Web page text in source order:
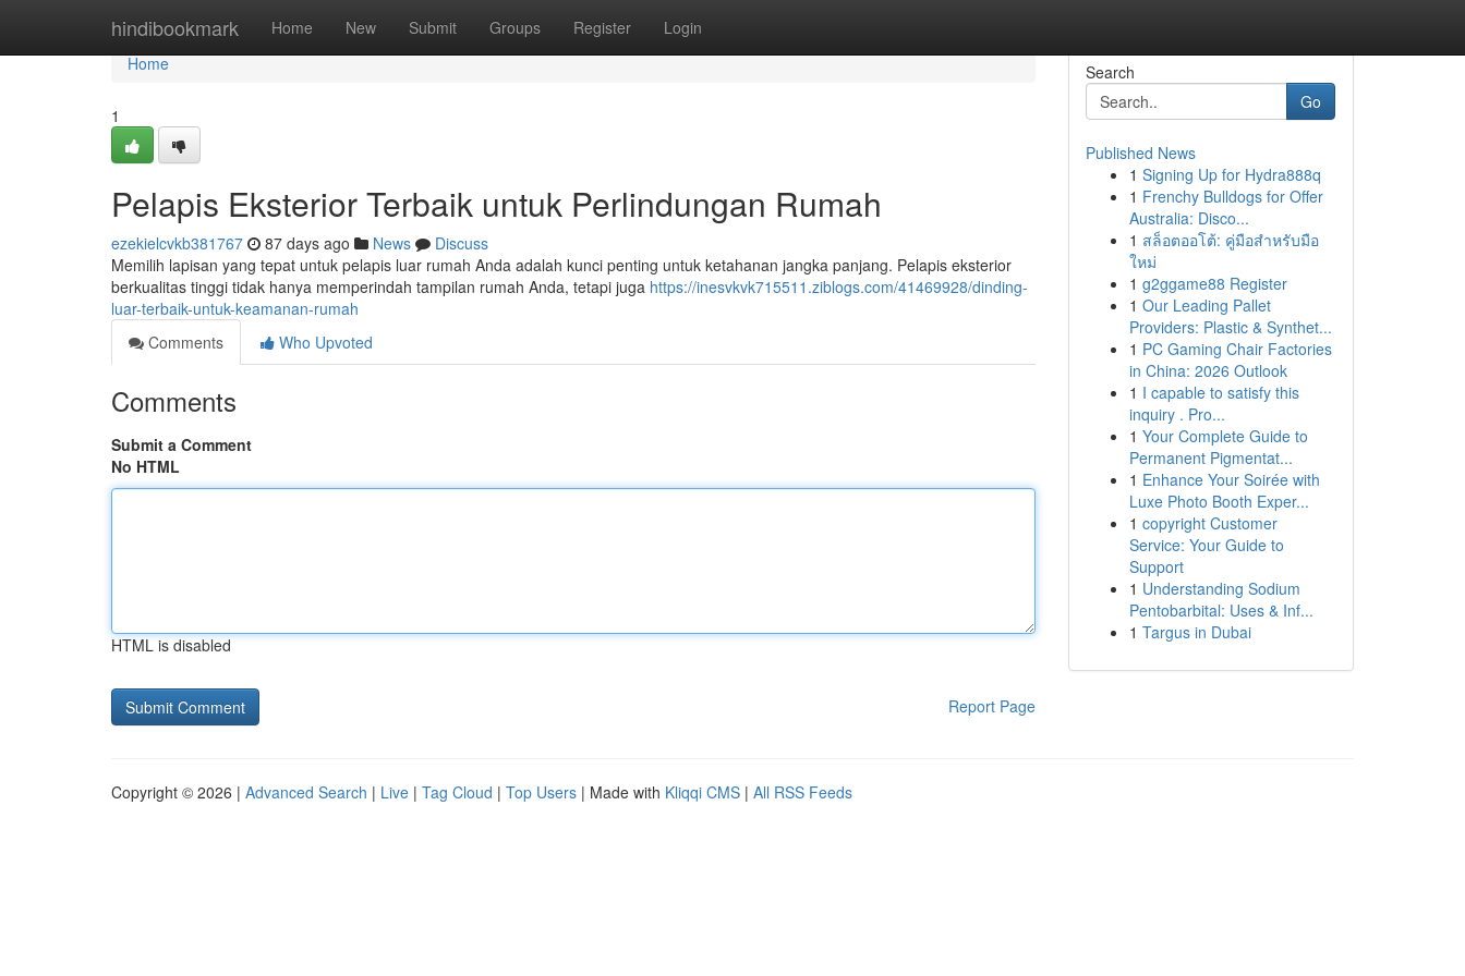
hindibookmark Home New Submit Groups Register Login
Home
Home
1
Pelapis Eksterior Terbaik untuk Perlindungan Rumah
ezekielcvkb381767 87 days ago News
Discuss
Memilih lapisan yang tepat untuk pelapis luar rumah Anda adalah kunci penting untuk ketahanan jangka panjang. Pelapis eksterior
berkualitas tinggi tidak hanya memperindah tampilan rumah Anda, tetapi juga https://inesvkvk715511.ziblogs.com/41469928/dinding-
luar-terbaik-untuk-keamanan-rumah
Comments
Who Upvoted
Comments
Submit a Comment
No HTML
HTML is disabled
Report Page
Search
Go
Published News
1 Signing Up for Hydra888q
1 Frenchy Bulldogs for Offer
Australia: Disco...
1 สล็อตออโต้: คู่มือสำหรับมือ
ใหม่
1 g2ggame88 Register
1 Our Leading Pallet
Providers: Plastic & Synthet...
1 PC Gaming Chair Factories
in China: 2026 Outlook
1 I capable to satisfy this
inquiry . Pro...
1 Your Complete Guide to
Permanent Pigmentat...
1 Enhance Your Soirée with
Luxe Photo Booth Exper...
1 copyright Customer
Service: Your Guide to
Support
1 Understanding Sodium
Pentobarbital: Uses & Inf...
1 Targus in Dubai
Copyright © 2026 | Advanced Search | Live | Tag Cloud | Top Users | Made with Kliqqi CMS | All RSS Feeds